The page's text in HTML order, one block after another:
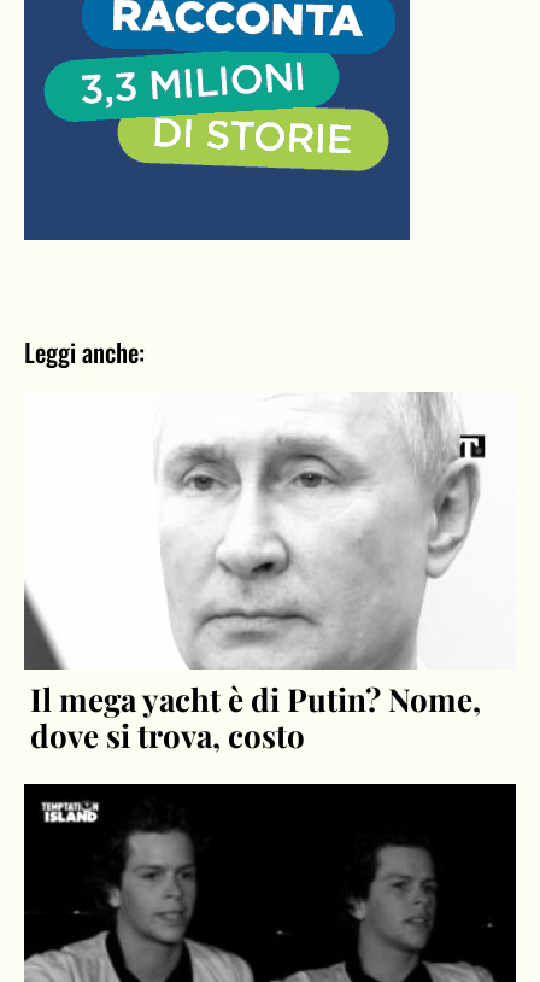
Leggi anche:
Il mega yacht è di Putin? Nome,
dove si trova, costo